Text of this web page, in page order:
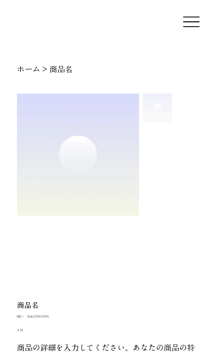
ホーム > 商品名
商品名
SKU：
SKU：
364115376135191
価
￥10
商品の詳細を入力してください。あなたの商品の特